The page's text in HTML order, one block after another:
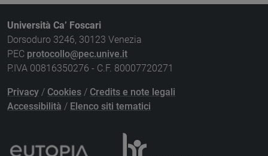
Università Ca’ Foscari
Dorsoduro 3246, 30123 Venezia
PEC protocollo@pec.unive.it
P.IVA 00816350276 - C.F. 80007720271
Privacy / Cookies / Credits e note legali
Accessibilità / Elenco siti tematici